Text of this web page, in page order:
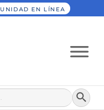
UNIDAD EN LÍNEA
Botón